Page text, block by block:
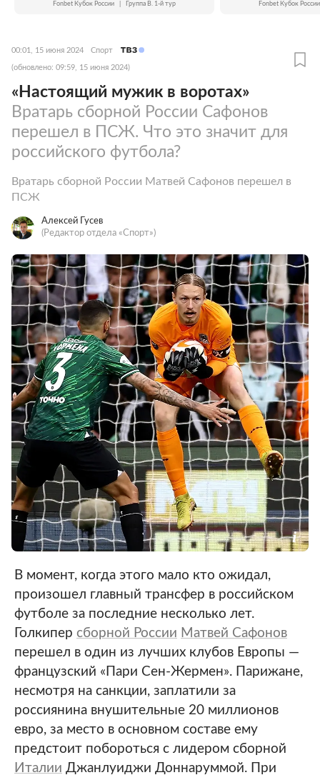
Fonbet Кубок России Группа B. 1-й тур Fonbet Кубок России
00:01, 15 июня 2024 Спорт
(обновлено: 09:59, 15 июня 2024)
«Настоящий мужик в воротах»
Вратарь сборной России Сафонов
перешел в ПСЖ. Что это значит для
российского футбола?
Вратарь сборной России Матвей Сафонов перешел в
ПСЖ
Алексей Гусев
(Редактор отдела «Спорт»)
В момент, когда этого мало кто ожидал,
произошел главный трансфер в российском
футболе за последние несколько лет.
Голкипер сборной России Матвей Сафонов
перешел в один из лучших клубов Европы —
французский «Пари Сен-Жермен». Парижане,
несмотря на санкции, заплатили за
россиянина внушительные 20 миллионов
евро, за место в основном составе ему
предстоит побороться с лидером сборной
Италии Джанлуиджи Доннаруммой. При